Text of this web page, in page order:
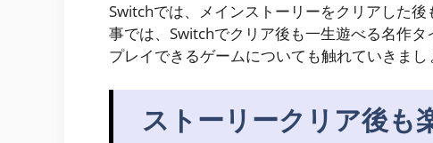
Switchでは、メインストーリーをクリアした
事では、Switchでクリア後も一生遊べる名作
プレイできるゲームについても触れていきまし
ストーリークリア後も